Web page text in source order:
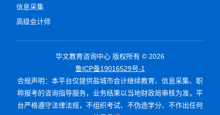
信息采集
高级会计师
华文教育咨询中心 版权所有 © 2026
鲁ICP备19016529号-1
合规声明：本平台仅提供盐城市会计继续教育、信息采集、职
称报考的咨询指导服务，业务结果以当地财政局审核为准，平
台严格遵守法律法规，不组织考试、不伪造学分、不作出任何